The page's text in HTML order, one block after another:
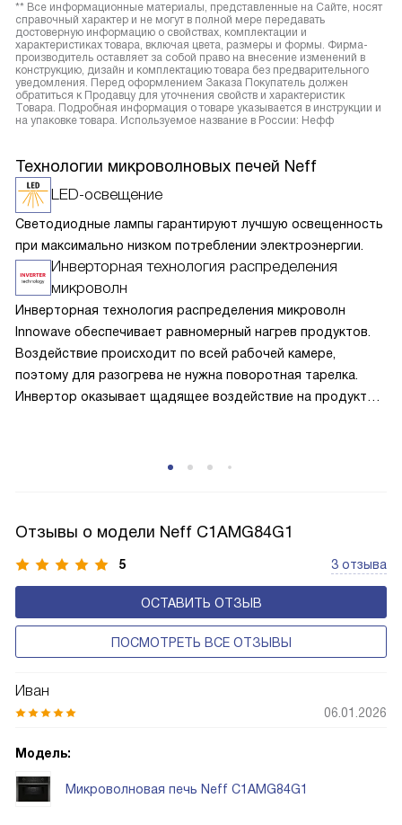
** Все информационные материалы, представленные на Сайте, носят
справочный характер и не могут в полной мере передавать
достоверную информацию о свойствах, комплектации и
характеристиках товара, включая цвета, размеры и формы. Фирма-
производитель оставляет за собой право на внесение изменений в
конструкцию, дизайн и комплектацию товара без предварительного
уведомления. Перед оформлением Заказа Покупатель должен
обратиться к Продавцу для уточнения свойств и характеристик
Товара. Подробная информация о товаре указывается в инструкции и
на упаковке товара. Используемое название в России: Нефф
Технологии микроволновых печей Neff
LED-освещение
Светодиодные лампы гарантируют лучшую освещенность
при максимально низком потреблении электроэнергии.
Инверторная технология распределения
микроволн
Инверторная технология распределения микроволн
Innowave обеспечивает равномерный нагрев продуктов.
Воздействие происходит по всей рабочей камере,
поэтому для разогрева не нужна поворотная тарелка.
Инвертор оказывает щадящее воздействие на продукты,
Отзывы о модели Neff C1AMG84G1
5 3 отзыва
ОСТАВИТЬ ОТЗЫВ
ПОСМОТРЕТЬ ВСЕ ОТЗЫВЫ
Иван
06.01.2026
Модель:
Микроволновая печь Neff C1AMG84G1